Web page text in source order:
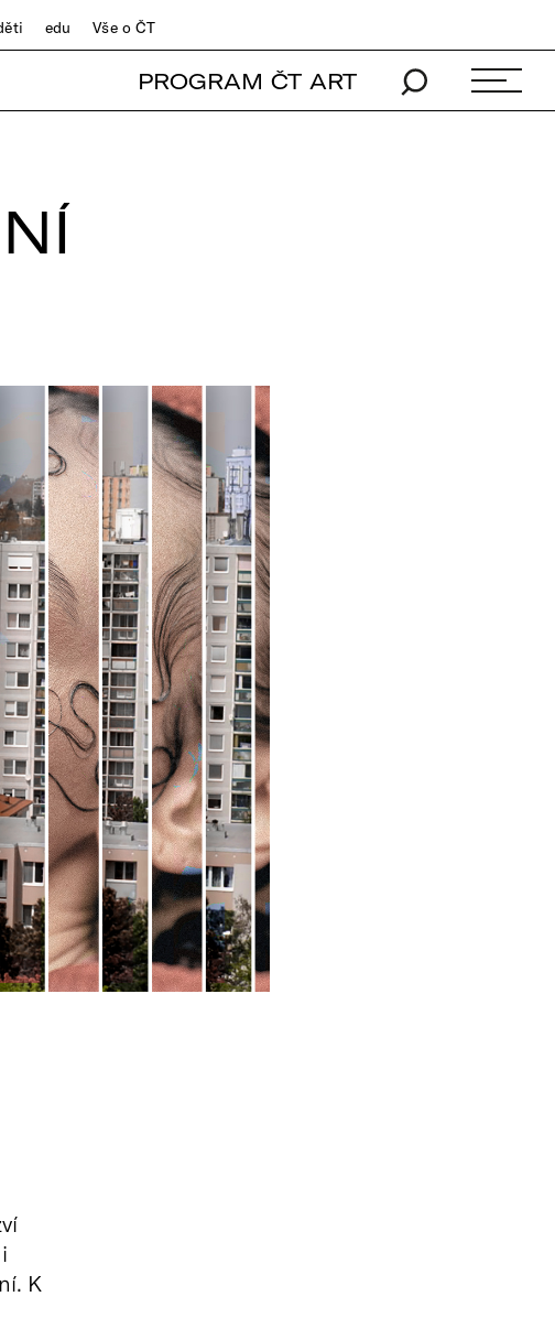
edu Vše o ČT
PROGRAM ČT ART
K